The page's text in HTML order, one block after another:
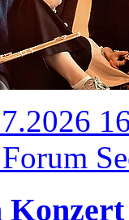
Konzert